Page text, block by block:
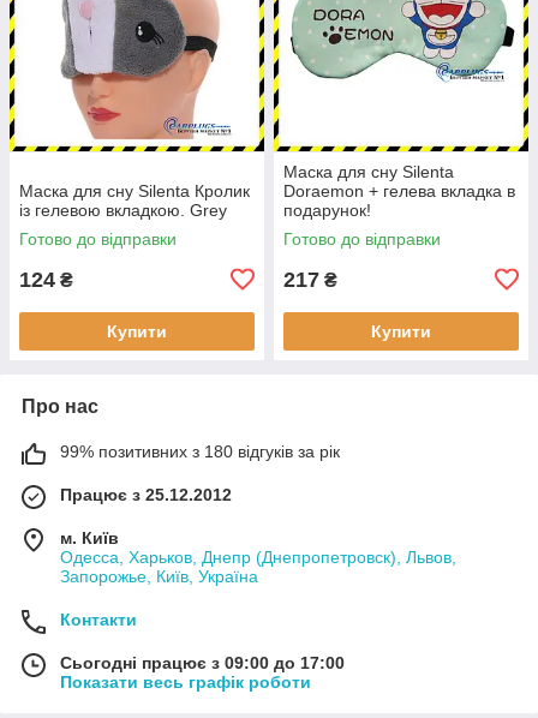
Маска для сну Silenta Кролик
із гелевою вкладкою. Grey
Готово до відправки
124 ₴
Купити
Маска для сну Silenta
Doraemon + гелева вкладка в
подарунок!
Готово до відправки
217 ₴
Купити
Про нас
99% позитивних з 180 відгуків за рік
Працює з 25.12.2012
м. Київ
Одесса, Харьков, Днепр (Днепропетровск), Львов,
Запорожье, Київ, Україна
Контакти
Сьогодні працює з 09:00 до 17:00
Показати весь графік роботи